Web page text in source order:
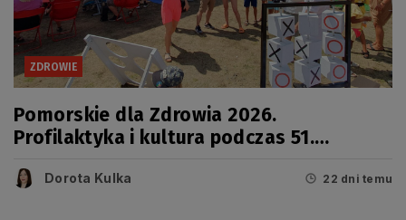
ZDROWIE
Pomorskie dla Zdrowia 2026.
Profilaktyka i kultura podczas 51.
Dorota Kulka 22 dni temu